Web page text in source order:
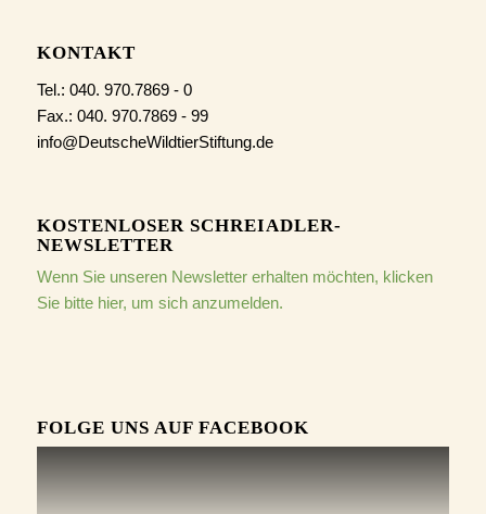
KONTAKT
Tel.: 040. 970.7869 - 0
Fax.: 040. 970.7869 - 99
info@DeutscheWildtierStiftung.de
KOSTENLOSER SCHREIADLER-
NEWSLETTER
Wenn Sie unseren Newsletter erhalten möchten, klicken
Sie bitte hier, um sich anzumelden.
FOLGE UNS AUF FACEBOOK